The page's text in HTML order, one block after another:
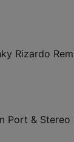
Rizardo
Port & Stereo